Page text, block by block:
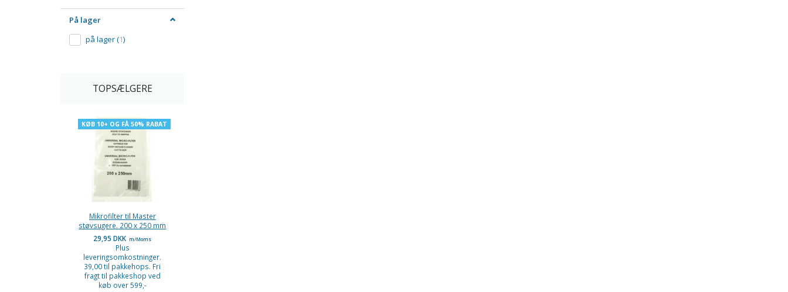
På lager
på lager(1)
TOPSÆLGERE
KØB 10+ OG FÅ 50% RABAT
Mikrofilter til Master
støvsugere. 200 x 250 mm
29,95 DKK m/Moms
Plus
leveringsomkostninger.
39,00 til pakkehops. Fri
fragt til pakkeshop ved
køb over 599,-